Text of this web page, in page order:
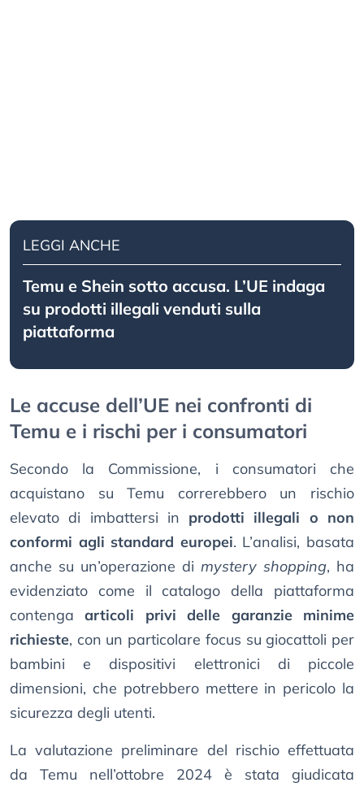
LEGGI ANCHE
Temu e Shein sotto accusa. L’UE indaga
su prodotti illegali venduti sulla
piattaforma
Le accuse dell’UE nei confronti di
Temu e i rischi per i consumatori
Secondo la Commissione, i consumatori che
acquistano su Temu correrebbero un rischio
elevato di imbattersi in prodotti illegali o non
conformi agli standard europei. L’analisi, basata
anche su un’operazione di mystery shopping, ha
evidenziato come il catalogo della piattaforma
contengaarticoli privi delle garanzie minime
richieste, con un particolare focus su giocattoli per
bambini e dispositivi elettronici di piccole
dimensioni, che potrebbero mettere in pericolo la
sicurezza degli utenti.
La valutazione preliminare del rischio effettuata
da Temu nell’ottobre 2024 è stata giudicata